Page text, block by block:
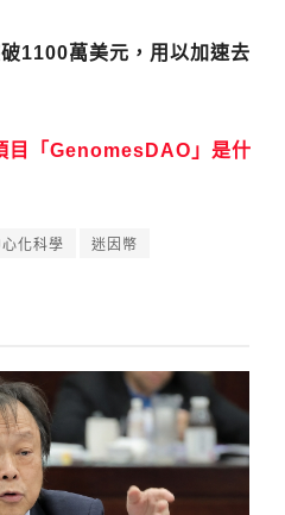
1100萬美元，用以加速去
目「GenomesDAO」是什
化科學 迷因幣